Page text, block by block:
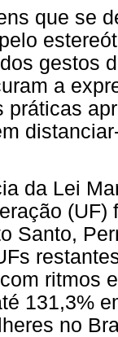
que se
gestos
a
práticas
da Lei
Santo,
ritmos
131,3%
no